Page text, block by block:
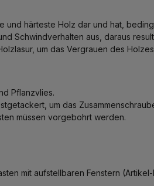
härteste Holz dar und hat,
Schwindverhalten aus, daraus
um das Vergrauen des
Pflanzvlies.
um das
müssen vorgebohrt werden.
mit aufstellbaren Fenstern